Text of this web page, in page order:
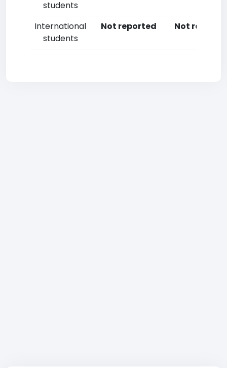
students
International
students
Not reported Not